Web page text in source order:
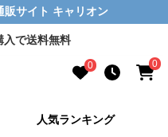
販サイト キャリオン
入で送料無料
0 0
人気ランキング